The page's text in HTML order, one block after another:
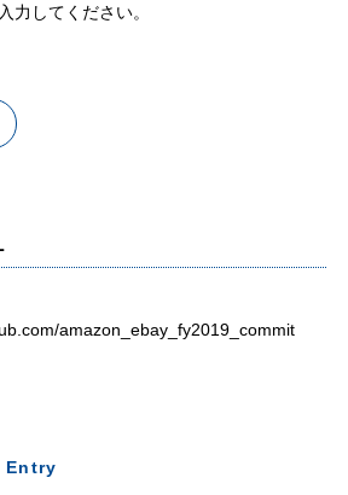
力してください。
amazon_ebay_fy2019_commit
Entry